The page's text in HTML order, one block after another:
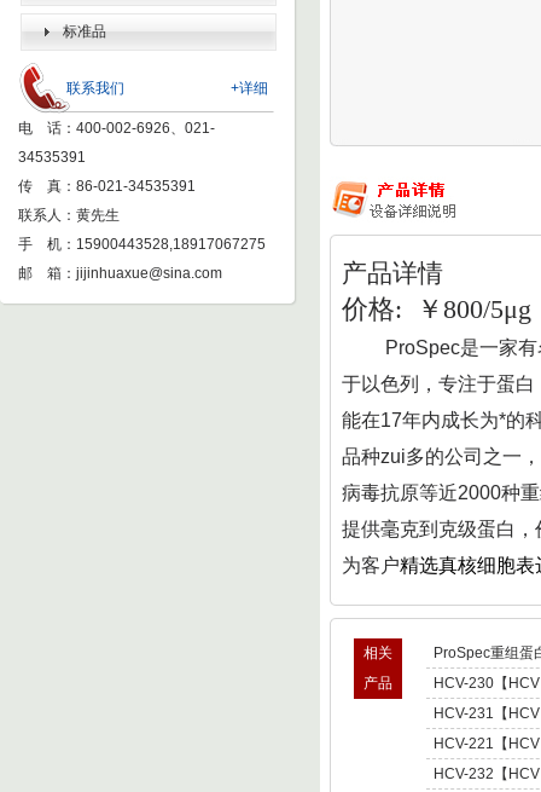
标准品
+详细
联系我们
电 话：400-002-6926、021-
34535391
传 真：86-021-34535391
联系人：黄先生
手 机：15900443528,18917067275
邮 箱： jijinhuaxue@sina.com 产品详情
价格: ￥800/
ProSpec是一家
于以色列，专注于蛋
能在17年内成长为*的
品种zui多的公司之一
病毒抗原等近2000种
提供毫克到克级蛋白
为客户精选真核细胞
相关
产品
ProSpec重组蛋
HCV-230【
型肝炎病毒
Hepatitis C
HCV-231【
型肝炎病毒
Hepatitis C
HCV-221【
肝炎病毒NS5,
HCV-232【